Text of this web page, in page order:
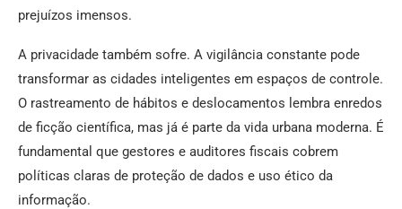
prejuízos imensos.
A privacidade também sofre. A vigilância constante pode
transformar as cidades inteligentes em espaços de controle.
O rastreamento de hábitos e deslocamentos lembra enredos
de ficção científica, mas já é parte da vida urbana moderna. É
fundamental que gestores e auditores fiscais cobrem
políticas claras de proteção de dados e uso ético da
informação.